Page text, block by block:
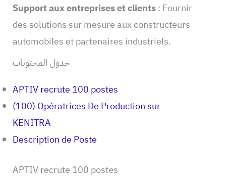
Support aux entreprises et clients: Fournir
des solutions sur mesure aux constructeurs
automobiles et partenaires industriels.
جدول المحتويات
APTIV recrute 100 postes
(100) Opératrices De Production sur
KENITRA
Description de Poste
APTIV recrute 100 postes